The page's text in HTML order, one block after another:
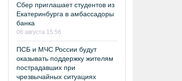
Сбер приглашает студентов из
Екатеринбурга в амбассадоры
банка
06 августа 15:56
ПСБ и МЧС России будут
оказывать поддержку жителям
пострадавших при
чрезвычайных ситуациях